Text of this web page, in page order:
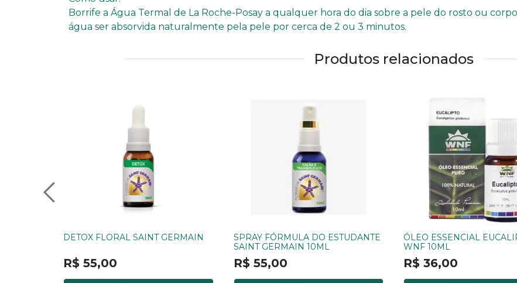
Borrife a Água Termal de La Roche-Posay a qualquer hora do dia sobre a pele do rosto ou
água ser absorvida naturalmente pela pele por cerca de 2 ou 3 minutos.
Produtos relacionados
DETOX FLORAL SAINT GERMAIN
R$ 55,00
SPRAY FÓRMULA DO ESTUDANTE
SAINT GERMAIN 10ML
R$ 55,00
ÓLEO ESSENCIAL
WNF 10ML
R$ 36,00